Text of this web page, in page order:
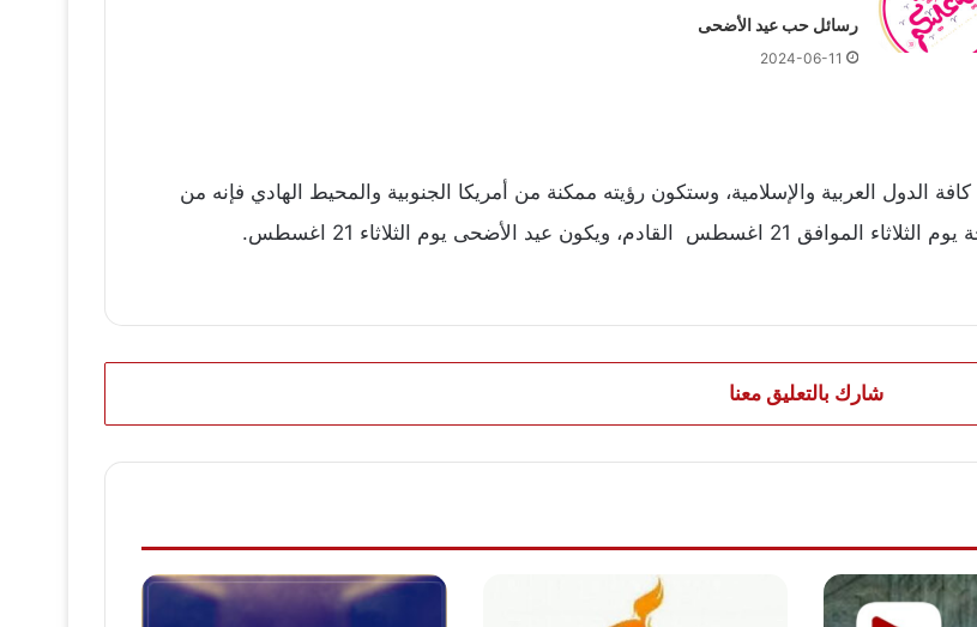
رسائل حب عيد الأضحى
2024-06-11
العربية والإسلامية، وستكون رؤيته ممكنة من أمريكا الجنوبية والمحيط الهادي فإنه من
عيد الأضحى يوم الثلاثاء 21 اغسطس.
شارك بالتعليق معنا